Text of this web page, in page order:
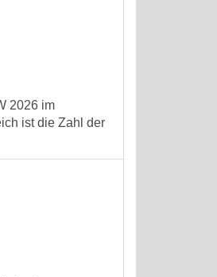
2026 im
ist die Zahl der